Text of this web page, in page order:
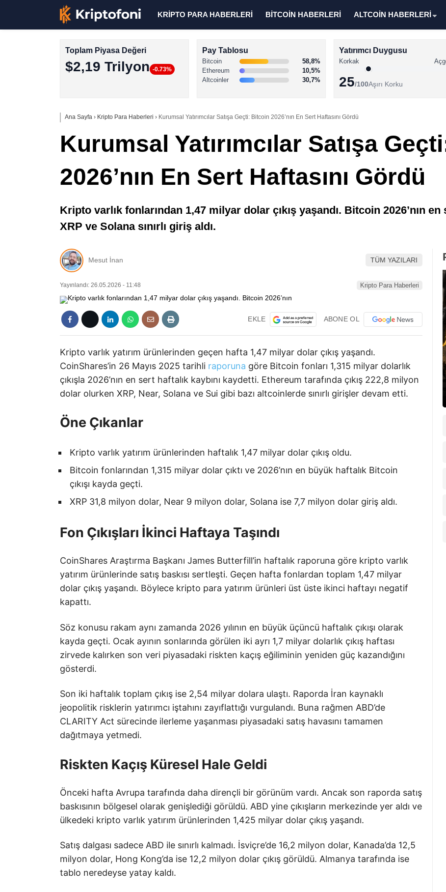
KRİPTO PARA HABERLERİ BİTCOİN HABERLERİ ALTCOİN HABERLERİ
Toplam Piyasa Değeri
$2,19 Trilyon -0.73%
Pay Tablosu
Bitcoin
58,8%
Ethereum
10,5%
Altcoinler
30,7%
Yatırımcı Duygusu
Korkak
25/100Aşırı Korku
Ana Sayfa › Kripto Para Haberleri › Kurumsal Yatırımcılar Satışa Geçti: Bitcoin 2026’nın En Sert Haftasını Gördü
Kurumsal Yatırımcılar Satışa
2026’nın En Sert Haftasını Gördü
Kripto varlık fonlarından 1,47 milyar dolar çıkış yaşandı. Bitcoin 2026’nın en
XRP ve Solana sınırlı giriş aldı.
Mesut İnan TÜM YAZILARI
Yayınlandı: 26.05.2026 - 11:48 Kripto Para Haberleri
EKLE ABONE OL
Kripto varlık yatırım ürünlerinden geçen hafta 1,47 milyar dolar çıkış yaşandı.
CoinShares’in 26 Mayıs 2025 tarihli raporuna göre Bitcoin fonları 1,315 milyar dolarlık
çıkışla 2026’nın en sert haftalık kaybını kaydetti. Ethereum tarafında çıkış 222,8 milyon
dolar olurken XRP, Near, Solana ve Sui gibi bazı altcoinlerde sınırlı girişler devam etti.
Öne Çıkanlar
Kripto varlık yatırım ürünlerinden haftalık 1,47 milyar dolar çıkış oldu.
Bitcoin fonlarından 1,315 milyar dolar çıktı ve 2026’nın en büyük haftalık Bitcoin
çıkışı kayda geçti.
XRP 31,8 milyon dolar, Near 9 milyon dolar, Solana ise 7,7 milyon dolar giriş aldı.
Fon Çıkışları İkinci Haftaya Taşındı
CoinShares Araştırma Başkanı James Butterfill’in haftalık raporuna göre kripto varlık
yatırım ürünlerinde satış baskısı sertleşti. Geçen hafta fonlardan toplam 1,47 milyar
dolar çıkış yaşandı. Böylece kripto para yatırım ürünleri üst üste ikinci haftayı negatif
kapattı.
Söz konusu rakam aynı zamanda 2026 yılının en büyük üçüncü haftalık çıkışı olarak
kayda geçti. Ocak ayının sonlarında görülen iki ayrı 1,7 milyar dolarlık çıkış haftası
zirvede kalırken son veri piyasadaki riskten kaçış eğiliminin yeniden güç kazandığını
gösterdi.
Son iki haftalık toplam çıkış ise 2,54 milyar dolara ulaştı. Raporda İran kaynaklı
jeopolitik risklerin yatırımcı iştahını zayıflattığı vurgulandı. Buna rağmen ABD’de
CLARITY Act sürecinde ilerleme yaşanması piyasadaki satış havasını tamamen
dağıtmaya yetmedi.
Riskten Kaçış Küresel Hale Geldi
Önceki hafta Avrupa tarafında daha dirençli bir görünüm vardı. Ancak son raporda satış
baskısının bölgesel olarak genişlediği görüldü. ABD yine çıkışların merkezinde yer aldı ve
ülkedeki kripto varlık yatırım ürünlerinden 1,425 milyar dolar çıkış yaşandı.
Satış dalgası sadece ABD ile sınırlı kalmadı. İsviçre’de 16,2 milyon dolar, Kanada’da 12,5
milyon dolar, Hong Kong’da ise 12,2 milyon dolar çıkış görüldü. Almanya tarafında ise
tablo neredeyse yatay kaldı.